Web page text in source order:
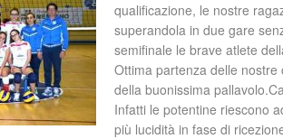
qualificazione, le nostre
superandola in due gare
semifinale le brave atlete
Ottima partenza delle
della buonissima pallavol
Infatti le potentine riescono
più lucidità in fase di